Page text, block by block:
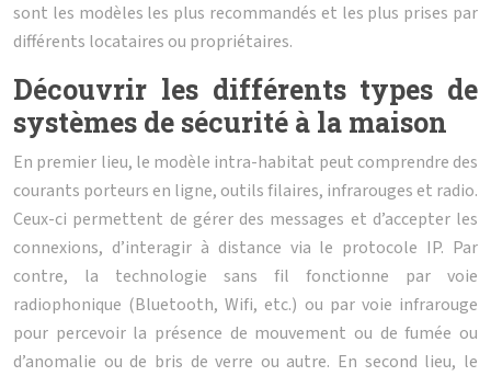
sont les modèles les plus recommandés et les plus prises par
différents locataires ou propriétaires.
Découvrir les différents types de
systèmes de sécurité à la maison
En premier lieu, le modèle intra-habitat peut comprendre des
courants porteurs en ligne, outils filaires, infrarouges et radio.
Ceux-ci permettent de gérer des messages et d’accepter les
connexions, d’interagir à distance via le protocole IP. Par
contre, la technologie sans fil fonctionne par voie
radiophonique (Bluetooth, Wifi, etc.) ou par voie infrarouge
pour percevoir la présence de mouvement ou de fumée ou
d’anomalie ou de bris de verre ou autre. En second lieu, le